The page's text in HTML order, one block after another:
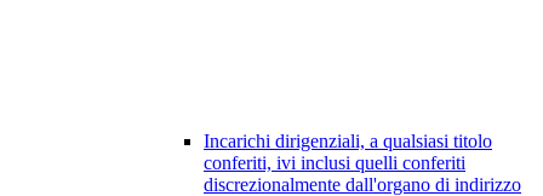
Incarichi dirigenziali, a qualsiasi titolo
conferiti, ivi inclusi quelli conferiti
discrezionalmente dall'organo di indirizzo